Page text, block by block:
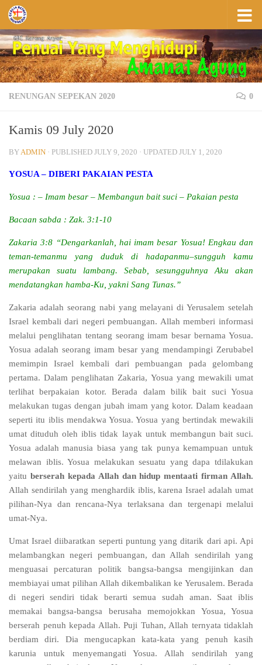
Skip to content
RENUNGAN SEPEKAN 2020 0
Kamis 09 July 2020
BYADMIN · PUBLISHED JULY 9, 2020 · UPDATED JULY 1, 2020
YOSUA – DIBERI PAKAIAN PESTA
Yosua : – Imam besar – Membangun bait suci – Pakaian pesta
Bacaan sabda : Zak. 3:1-10
Zakaria 3:8 “Dengarkanlah, hai imam besar Yosua! Engkau dan
teman-temanmu yang duduk di hadapanmu–sungguh kamu
merupakan suatu lambang. Sebab, sesungguhnya Aku akan
mendatangkan hamba-Ku, yakni Sang Tunas.”
Zakaria adalah seorang nabi yang melayani di Yerusalem setelah
Israel kembali dari negeri pembuangan. Allah memberi informasi
melalui penglihatan tentang seorang imam besar bernama Yosua.
Yosua adalah seorang imam besar yang mendampingi Zerubabel
memimpin Israel kembali dari pembuangan pada gelombang
pertama. Dalam penglihatan Zakaria, Yosua yang mewakili umat
terlihat berpakaian kotor. Berada dalam bilik bait suci Yosua
melakukan tugas dengan jubah imam yang kotor. Dalam keadaan
seperti itu iblis mendakwa Yosua. Yosua yang bertindak mewakili
umat dituduh oleh iblis tidak layak untuk membangun bait suci.
Yosua adalah manusia biasa yang tak punya kemampuan untuk
melawan iblis. Yosua melakukan sesuatu yang dapa tdilakukan
yaitu berserah kepada Allah dan hidup mentaati firman Allah.
Allah sendirilah yang menghardik iblis, karena Israel adalah umat
pilihan-Nya dan rencana-Nya terlaksana dan tergenapi melalui
umat-Nya.
Umat Israel diibaratkan seperti puntung yang ditarik dari api. Api
melambangkan negeri pembuangan, dan Allah sendirilah yang
menguasai percaturan politik bangsa-bangsa mengijinkan dan
membiayai umat pilihan Allah dikembalikan ke Yerusalem. Berada
di negeri sendiri tidak berarti semua sudah aman. Saat iblis
memakai bangsa-bangsa berusaha memojokkan Yosua, Yosua
berserah penuh kepada Allah. Puji Tuhan, Allah ternyata tidaklah
berdiam diri. Dia mengucapkan kata-kata yang penuh kasih
karunia untuk menyemangati Yosua. Allah sendirilah yang